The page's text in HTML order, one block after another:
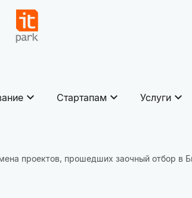
Стартапам Услуги
проектов, прошедших заочный отбор в